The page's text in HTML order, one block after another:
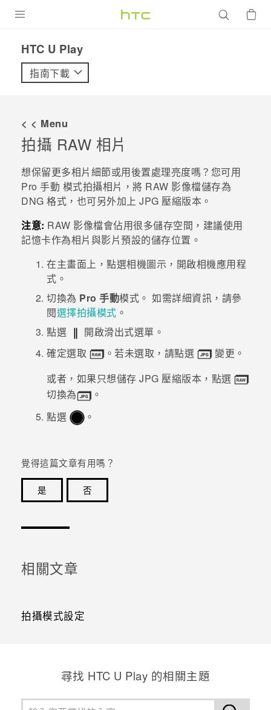
VIVE
配件
優惠專區
校園專案
企業採購
銷售通路
支援服務
VIVELAND
HTC U Play‎
指南下載
< < Menu
拍攝 RAW 相片
想保留更多相片細節或用後置處理亮度嗎？您可用
Pro 手動 模式拍攝相片，將 RAW 影像檔儲存為
DNG 格式，也可另外加上 JPG 壓縮版本。
注意: RAW 影像檔會佔用很多儲存空間，建議使用
記憶卡作為相片與影片預設的儲存位置。
在主畫面上，點選相機圖示，開啟相機應用程
式。
切換為 Pro 手動模式。 如需詳細資訊，請參
閱選擇拍攝模式 。
點選
開啟滑出式選單。
確定選取
。若未選取，請點選
變更。
或者，如果只想儲存 JPG 壓縮版本，點選
切換為
。
點選
。
覺得這篇文章有用嗎？
是
否
相關文章
拍攝模式設定
尋找 HTC U Play 的相關主題